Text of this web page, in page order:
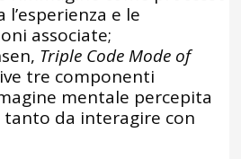
e le
associate;
Triple Code Mode of
tre componenti
mentale percepita
da interagire con